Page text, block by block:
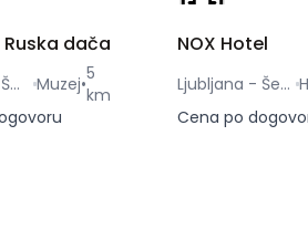
dača
Ljubljana - Šmartno Muzej•5
km
NOX Hotel
Ljubljana - Šentvid
Cena po